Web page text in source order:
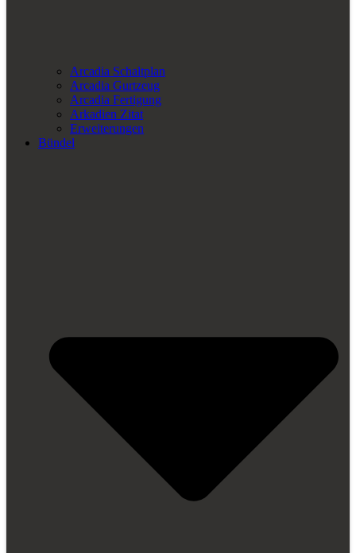
Arcadia Schaltplan
Arcadia Gurtzeug
Arcadia Fertigung
Arkadien Zitat
Erweiterungen
Bündel